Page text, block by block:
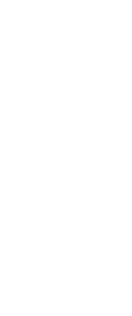
までは、自給的農家数
いるため横の計と合
が0.3ha未満で、調査
万円以上の農家。 平
家のみが調査対象。
就業人口
22・27年数値は、販
業就業人口データが
口も販売農家のみと
集計体系が変更となっ
2 地域別農家戸数、
参照しています。